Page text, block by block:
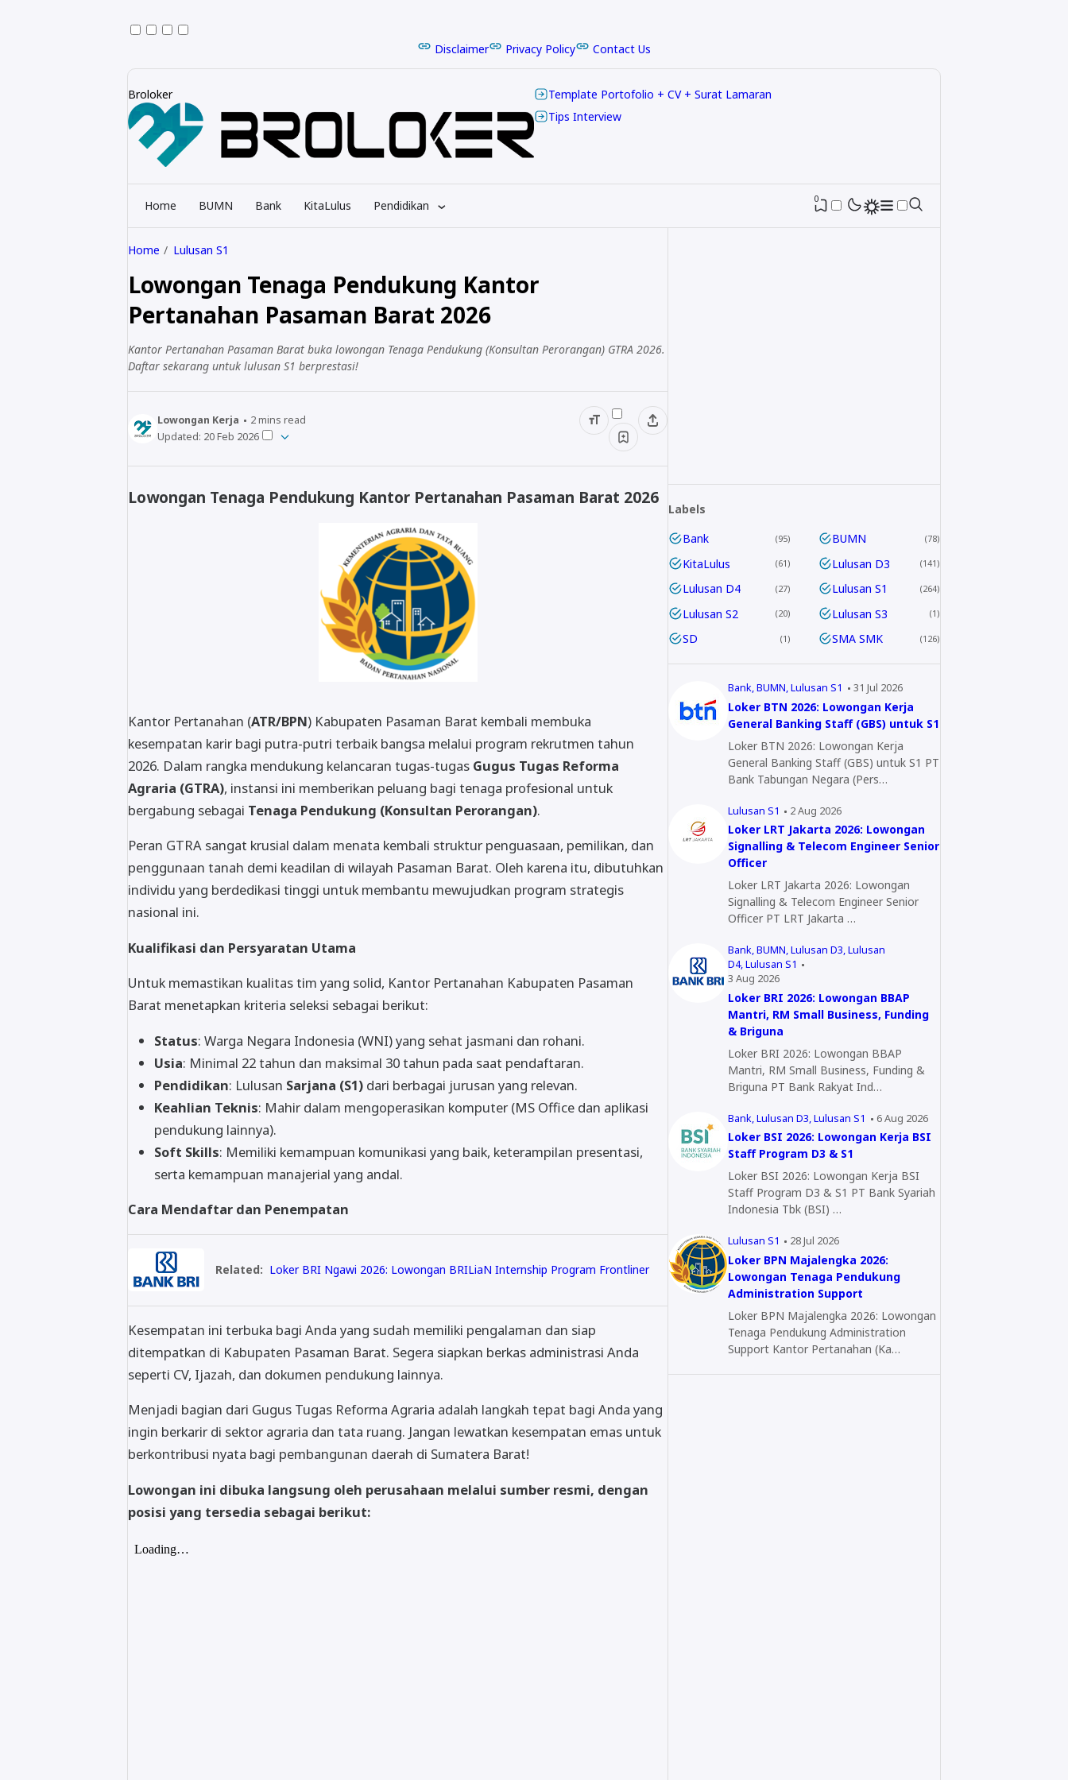
Disclaimer Privacy Policy Contact Us
Broloker
Template Portofolio + CV + Surat Lamaran
Tips Interview
Home BUMN Bank KitaLulus Pendidikan 0
Home Lulusan S1
Lowongan Tenaga Pendukung Kantor
Pertanahan Pasaman Barat 2026
Kantor Pertanahan Pasaman Barat buka lowongan Tenaga Pendukung (Konsultan Perorangan) GTRA 2026.
Daftar sekarang untuk lulusan S1 berprestasi!
Lowongan Kerja 2mins read
Updated: 20 Feb 2026
Lowongan Tenaga Pendukung Kantor Pertanahan Pasaman Barat 2026
Kantor Pertanahan (ATR/BPN) Kabupaten Pasaman Barat kembali membuka
kesempatan karir bagi putra-putri terbaik bangsa melalui program rekrutmen tahun
2026. Dalam rangka mendukung kelancaran tugas-tugas Gugus Tugas Reforma
Agraria (GTRA), instansi ini memberikan peluang bagi tenaga profesional untuk
bergabung sebagai Tenaga Pendukung (Konsultan Perorangan).
Peran GTRA sangat krusial dalam menata kembali struktur penguasaan, pemilikan, dan
penggunaan tanah demi keadilan di wilayah Pasaman Barat. Oleh karena itu, dibutuhkan
individu yang berdedikasi tinggi untuk membantu mewujudkan program strategis
nasional ini.
Kualifikasi dan Persyaratan Utama
Untuk memastikan kualitas tim yang solid, Kantor Pertanahan Kabupaten Pasaman
Barat menetapkan kriteria seleksi sebagai berikut:
Status: Warga Negara Indonesia (WNI) yang sehat jasmani dan rohani.
Usia: Minimal 22 tahun dan maksimal 30 tahun pada saat pendaftaran.
Pendidikan: Lulusan Sarjana (S1)dari berbagai jurusan yang relevan.
Keahlian Teknis: Mahir dalam mengoperasikan komputer (MS Office dan aplikasi
pendukung lainnya).
Soft Skills: Memiliki kemampuan komunikasi yang baik, keterampilan presentasi,
serta kemampuan manajerial yang andal.
Cara Mendaftar dan Penempatan
Related: Loker BRI Ngawi 2026: Lowongan BRILiaN Internship Program Frontliner
Kesempatan ini terbuka bagi Anda yang sudah memiliki pengalaman dan siap
ditempatkan di Kabupaten Pasaman Barat. Segera siapkan berkas administrasi Anda
seperti CV, Ijazah, dan dokumen pendukung lainnya.
Menjadi bagian dari Gugus Tugas Reforma Agraria adalah langkah tepat bagi Anda yang
ingin berkarir di sektor agraria dan tata ruang. Jangan lewatkan kesempatan emas untuk
berkontribusi nyata bagi pembangunan daerah di Sumatera Barat!
Lowongan ini dibuka langsung oleh perusahaan melalui sumber resmi, dengan
posisi yang tersedia sebagai berikut:
Labels
Bank
95 BUMN 78
KitaLulus 61 Lulusan D3 141
Lulusan D4 27 Lulusan S1 264
Lulusan S2 20 Lulusan S3 1
SD 1 SMA SMK 126
Bank BUMN Lulusan S1 31 Jul 2026
Loker BTN 2026: Lowongan Kerja
General Banking Staff (GBS) untuk S1
Loker BTN 2026: Lowongan Kerja
General Banking Staff (GBS) untuk S1 PT
Bank Tabungan Negara (Pers…
Lulusan S1 2 Aug 2026
Loker LRT Jakarta 2026: Lowongan
Signalling & Telecom Engineer Senior
Officer
Loker LRT Jakarta 2026: Lowongan
Signalling & Telecom Engineer Senior
Officer PT LRT Jakarta …
Bank BUMN Lulusan D3 Lulusan
D4 Lulusan S1
3 Aug 2026
Loker BRI 2026: Lowongan BBAP
Mantri, RM Small Business, Funding
& Briguna
Loker BRI 2026: Lowongan BBAP
Mantri, RM Small Business, Funding &
Briguna PT Bank Rakyat Ind…
Bank Lulusan D3 Lulusan S1 6 Aug 2026
Loker BSI 2026: Lowongan Kerja BSI
Staff Program D3 & S1
Loker BSI 2026: Lowongan Kerja BSI
Staff Program D3 & S1 PT Bank Syariah
Indonesia Tbk (BSI) …
Lulusan S1 28 Jul 2026
Loker BPN Majalengka 2026:
Lowongan Tenaga Pendukung
Administration Support
Loker BPN Majalengka 2026: Lowongan
Tenaga Pendukung Administration
Support Kantor Pertanahan (Ka…